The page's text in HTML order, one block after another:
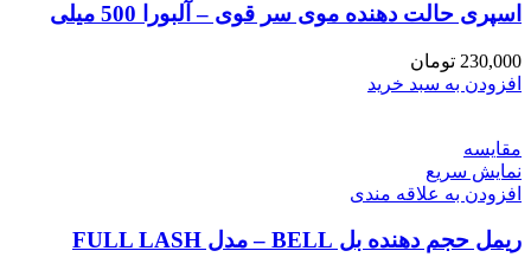
اسپری حالت دهنده موی سر قوی – آلبورا 500 میلی
230,000 تومان
افزودن به سبد خرید
مقايسه
نمایش سریع
افزودن به علاقه مندی
ریمل حجم دهنده بل BELL – مدل FULL LASH